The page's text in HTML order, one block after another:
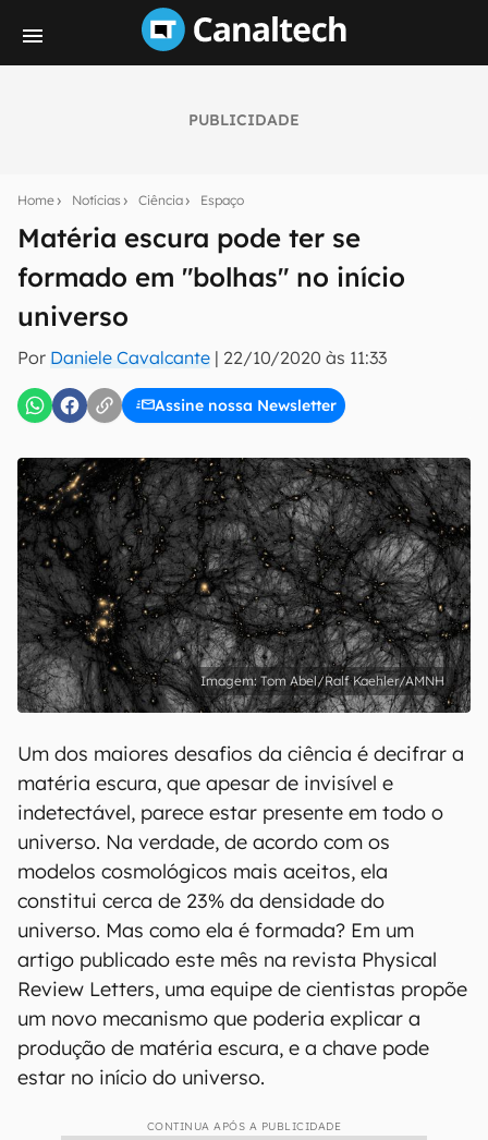
PUBLICIDADE
Home Notícias Ciência Espaço
Matéria escura pode ter se
formado em "bolhas" no início
universo
Por Daniele Cavalcante | 22/10/2020 às 11:33
Assine nossa Newsletter
notícias e reviews sobre tecnologia em primeira
mão.
E-mail
inscreva-se
Uso e Política de Privacidade do Canaltech.
Tom Abel/Ralf Kaehler/AMNH
Um dos maiores desafios da ciência é decifrar a
matéria escura, que apesar de invisível e
indetectável, parece estar presente em todo o
universo. Na verdade, de acordo com os
modelos cosmológicos mais aceitos, ela
constitui cerca de 23% da densidade do
universo. Mas como ela é formada? Em um
artigo publicado este mês na revista Physical
Review Letters, uma equipe de cientistas propõe
um novo mecanismo que poderia explicar a
produção de matéria escura, e a chave pode
estar no início do universo.
CONTINUA APÓS A PUBLICIDADE